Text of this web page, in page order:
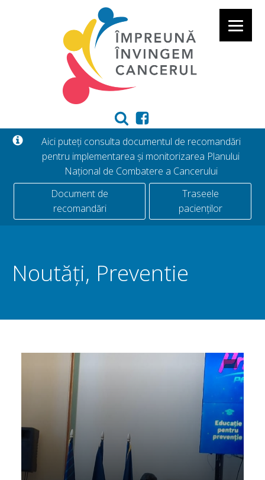
Aici puteți consulta documentul de recomandări
pentru implementarea și monitorizarea Planului
Național de Combatere a Cancerului
Document de
recomandări
Traseele
pacienților
Noutăți, Preventie